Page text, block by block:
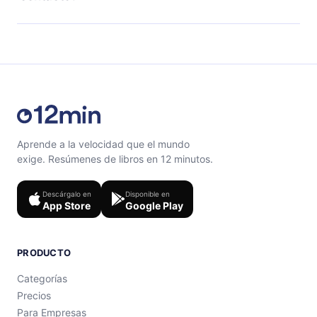
Siéntete libre de contactarnos ensupport@12min.com.
Aprende a la velocidad que el mundo
exige. Resúmenes de libros en 12 minutos.
Descárgalo en
App Store
Disponible en
Google Play
PRODUCTO
Categorías
Precios
Para Empresas